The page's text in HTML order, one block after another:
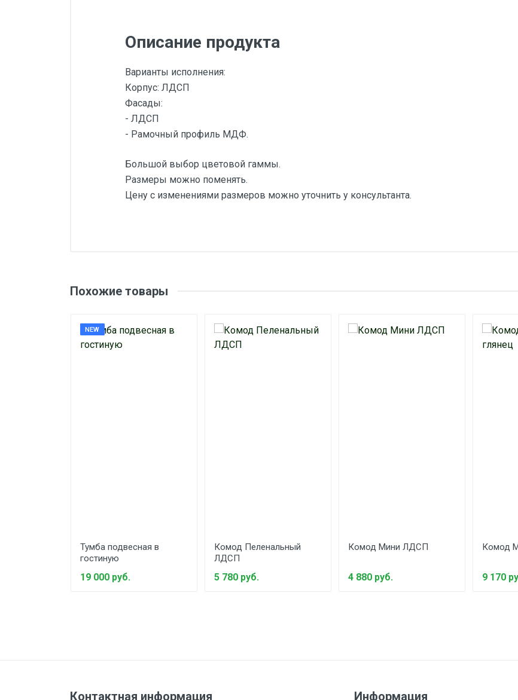
Описание продукта
Варианты исполнения:
Корпус: ЛДСП
Фасады:
- ЛДСП
- Рамочный профиль МДФ.
Большой выбор цветовой гаммы.
Размеры можно поменять.
Цену с изменениями размеров можно уточнить у консультанта.
Похожие товары
NEW
Тумба подвесная в
гостиную
19 000 руб.
Комод Пеленальный
ЛДСП
5 780 руб.
Комод Мини ЛДСП
4 880 руб.
Комод
9 170
Контактная информация Информация